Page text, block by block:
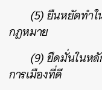
(5) ยืนหยัดทำใ
กฎหมาย
(9) ยึดมั่นในหลั
การเมืองที่ดี